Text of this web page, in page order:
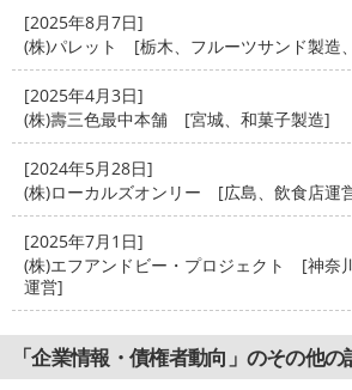
[2025年8月7日]
(株)パレット [栃木、フルーツサンド製造
[2025年4月3日]
(株)壽三色最中本舗 [宮城、和菓子製造]
[2024年5月28日]
(株)ローカルズオンリー [広島、飲食店運
[2025年7月1日]
(株)エフアンドビー・プロジェクト [神奈
運営]
「企業情報・債権者動向」のその他の